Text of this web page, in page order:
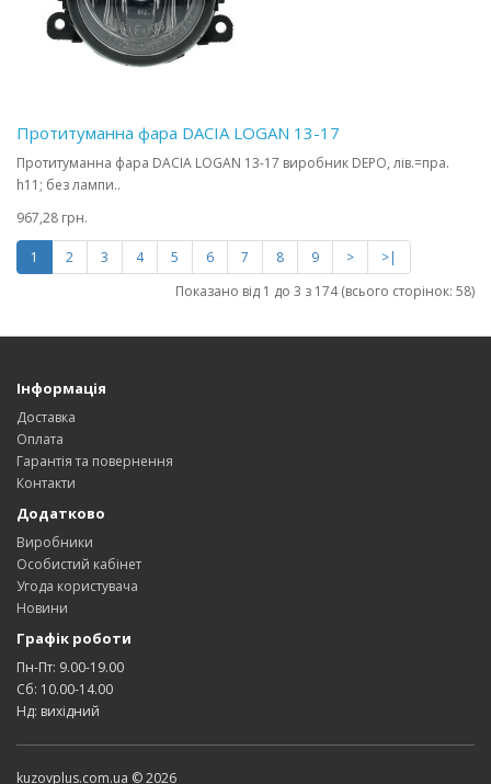
Протитуманна фара DACIA LOGAN 13-17
Протитуманна фара DACIA LOGAN 13-17 виробник DEPO, лів.=пра.
h11; без лампи..
967,28 грн.
1 2 3 4 5 6 7 8 9 >
>|
Показано від 1 до 3 з 174 (всього сторінок: 58)
Інформація
Доставка
Оплата
Гарантія та повернення
Контакти
Додатково
Виробники
Особистий кабінет
Угода користувача
Новини
Графік роботи
Пн-Пт: 9.00-19.00
Сб: 10.00-14.00
Нд: вихідний
kuzovplus.com.ua © 2026